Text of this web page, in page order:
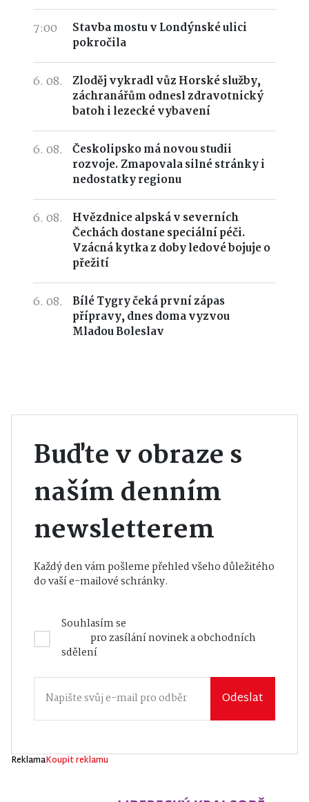
7:00
Stavba mostu v Londýnské ulici
pokročila
6. 08.
Zloděj vykradl vůz Horské služby,
záchranářům odnesl zdravotnický
batoh i lezecké vybavení
6. 08.
Českolipsko má novou studii
rozvoje. Zmapovala silné stránky i
nedostatky regionu
6. 08.
Hvězdnice alpská v severních
Čechách dostane speciální péči.
Vzácná kytka z doby ledové bojuje o
přežití
6. 08.
Bílé Tygry čeká první zápas
přípravy, dnes doma vyzvou
Mladou Boleslav
Buďte v obraze s
naším denním
newsletterem
Každý den vám pošleme přehled všeho důležitého
do vaší e-mailové schránky.
Souhlasím se
pro zasílání novinek a obchodních
sdělení
Odeslat
ReklamaKoupit reklamu